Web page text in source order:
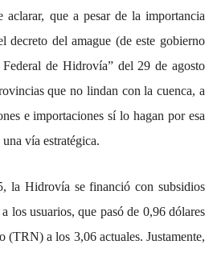
aclarar, que a pesar de la importancia
decreto del amague (de este gobierno
de Hidrovía” del 29 de agosto
que no lindan con la cuenca, a
e importaciones sí lo hagan por esa
una vía estratégica.
la Hidrovía se financió con subsidios
los usuarios, que pasó de 0,96 dólares
(TRN) a los 3,06 actuales. Justamente,